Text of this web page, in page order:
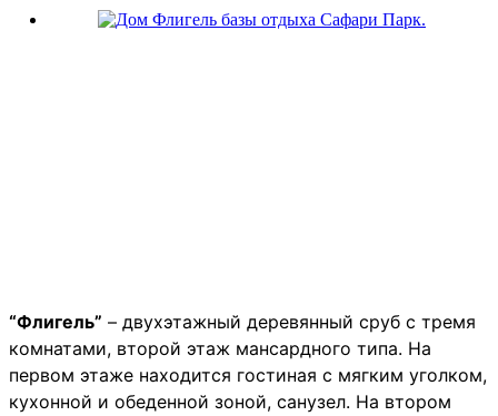
“Флигель” – двухэтажный деревянный сруб с тремя
комнатами, второй этаж мансардного типа. На
первом этаже находится гостиная с мягким уголком,
кухонной и обеденной зоной, санузел. На втором